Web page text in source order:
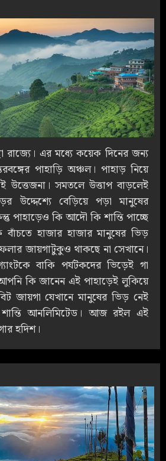
রাজ্যে। এর মধ্যে কয়েক দিনের জন্য
পাহাড়ি অঞ্চল। পাহাড় নিয়ে
উত্তেজনা। সমতলে উত্তাপ বাড়লেই
উদ্দেশ্যে বেড়িয়ে পড়া মানুষের
পাহাড়েও কি আদৌ কি শান্তি পাচ্ছে
হাজার হাজার মানুষের ভিড়
জায়গাটুকুও থাকছে না সেখানে।
বাকি পর্যটকদের ভিড়েই গা
কি জানেন এই পাহাড়েই লুকিয়ে
জায়গা যেখানে মানুষের ভিড় নেই
আনলিমিটেড। আজ রইল এই
হদিশ।